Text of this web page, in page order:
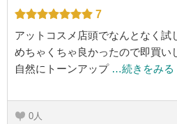
7
アットコスメ店頭でなんとなく試
めちゃくちゃ良かったので即買い
自然にトーンアップ …続きをみる
0